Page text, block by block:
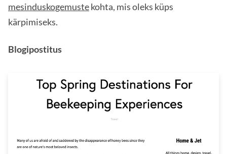
mesinduskogemustekohta, mis oleks küps
kärpimiseks.
Blogipostitus